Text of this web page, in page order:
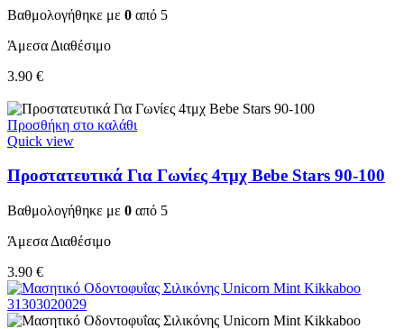
Βαθμολογήθηκε με 0 από 5
Άμεσα Διαθέσιμο
3.90 €
Προσθήκη στο καλάθι
Quick view
Προστατευτικά Για Γωνίες 4τμχ Bebe Stars 90-100
Βαθμολογήθηκε με 0 από 5
Άμεσα Διαθέσιμο
3.90 €